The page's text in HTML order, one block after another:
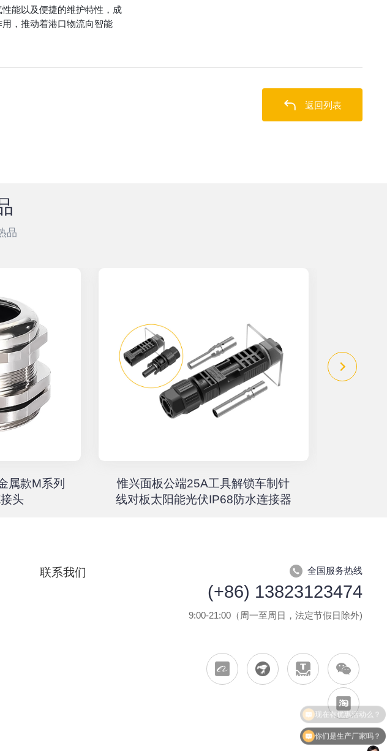
能以及便捷的维护特性，成
，推动着港口物流向智能
返回列表
品
属款M系列
头
惟兴面板公端25A工具解锁车制针
线对板太阳能光伏IP68防水连接器
联系我们 全国服务热线
(+86) 13823123474
9:00-21:00（周一至周日，法定节假日除外)
你们是生产厂家吗？